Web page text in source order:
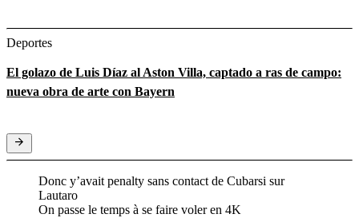
Deportes
El golazo de Luis Díaz al Aston Villa, captado a ras de campo:
nueva obra de arte con Bayern
Donc y’avait penalty sans contact de Cubarsi sur
Lautaro
On passe le temps à se faire voler en 4K